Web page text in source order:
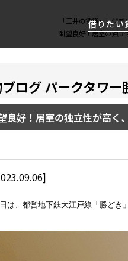
借りたい
Us
トファーストの思いや
ビスをご紹介します
い
上質な賃貸マンションを数多
い
えのオーナー様に
ご提案します
用
のご購入、売却の
す
CHANNEL
ーストが提供する
ご紹介します
「三井の賃貸」レジ
眺望良好！居室の独立
ログ パークタワ
良好！居室の独立性が高く
は、都営地下鉄大江戸線「勝どき